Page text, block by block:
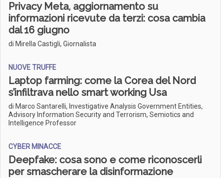
Privacy Meta, aggiornamento su
informazioni ricevute da terzi: cosa cambia
dal 16 giugno
di Mirella Castigli, Giornalista
NUOVE TRUFFE
Laptop farming: come la Corea del Nord
s’infiltrava nello smart working Usa
di Marco Santarelli, Investigative Analysis Government Entities,
Advisory Information Security and Terrorism, Semiotics and
Intelligence Professor
CYBER MINACCE
Deepfake: cosa sono e come riconoscerli
per smascherare la disinformazione